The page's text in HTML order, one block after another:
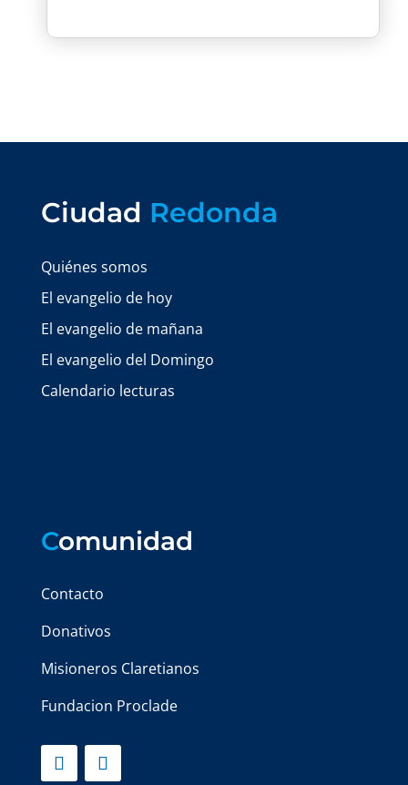
Ciudad Redonda
Quiénes somos
El evangelio de hoy
El evangelio de mañana
El evangelio del Domingo
Calendario lecturas
Comunidad
Contacto
Donativos
Misioneros Claretianos
Fundacion Proclade